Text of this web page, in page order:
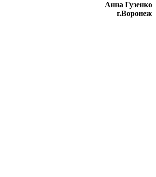
Анна Гузенко
г.Воронеж